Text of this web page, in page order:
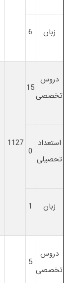
زبان 6
دروس
تخصصی
15
1127
استعداد
تحصیلی
0
زبان 1
دروس
تخصصی
5